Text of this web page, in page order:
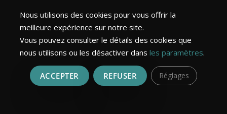
Bois Design Construction ©2026 | Tous droits réservés.
Nous utilisons des cookies pour vous offrir la
meilleure expérience sur notre site.
Vous pouvez consulter le détails des cookies que
nous utilisons ou les désactiver dans les paramètres.
ACCEPTER REFUSER Réglages